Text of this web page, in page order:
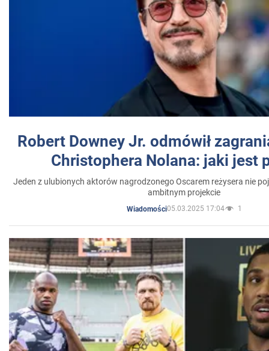
Robert Downey Jr. odmówił
Christophera Nolana: jaki jest
Jeden z ulubionych aktorów nagrodzonego Oscarem reżysera nie
ambitnym projekcie
Wiadomości05.03.2025 17:04 1